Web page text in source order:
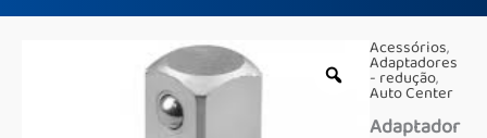
Acessórios,
Adaptadores
- redução,
Auto Center
Adaptador